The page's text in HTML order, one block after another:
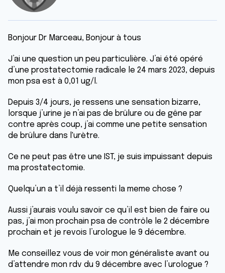
Bonjour Dr Marceau, Bonjour à tous
J’ai une question un peu particulière. J’ai été opéré
d’une prostatectomie radicale le 24 mars 2023, depuis
mon psa est à 0,01 ug/l.
Depuis 3/4 jours, je ressens une sensation bizarre,
lorsque j’urine je n’ai pas de brûlure ou de gêne par
contre après coup, j’ai comme une petite sensation
de brûlure dans l'urètre.
Ce ne peut pas être une IST, je suis impuissant depuis
ma prostatectomie.
Quelqu’un a t’il déjà ressenti la meme chose ?
Aussi j’aurais voulu savoir ce qu’il est bien de faire ou
pas, j’ai mon prochain psa de contrôle le 2 décembre
prochain et je revois l’urologue le 9 décembre.
Me conseillez vous de voir mon généraliste avant ou
d’attendre mon rdv du 9 décembre avec l’urologue ?